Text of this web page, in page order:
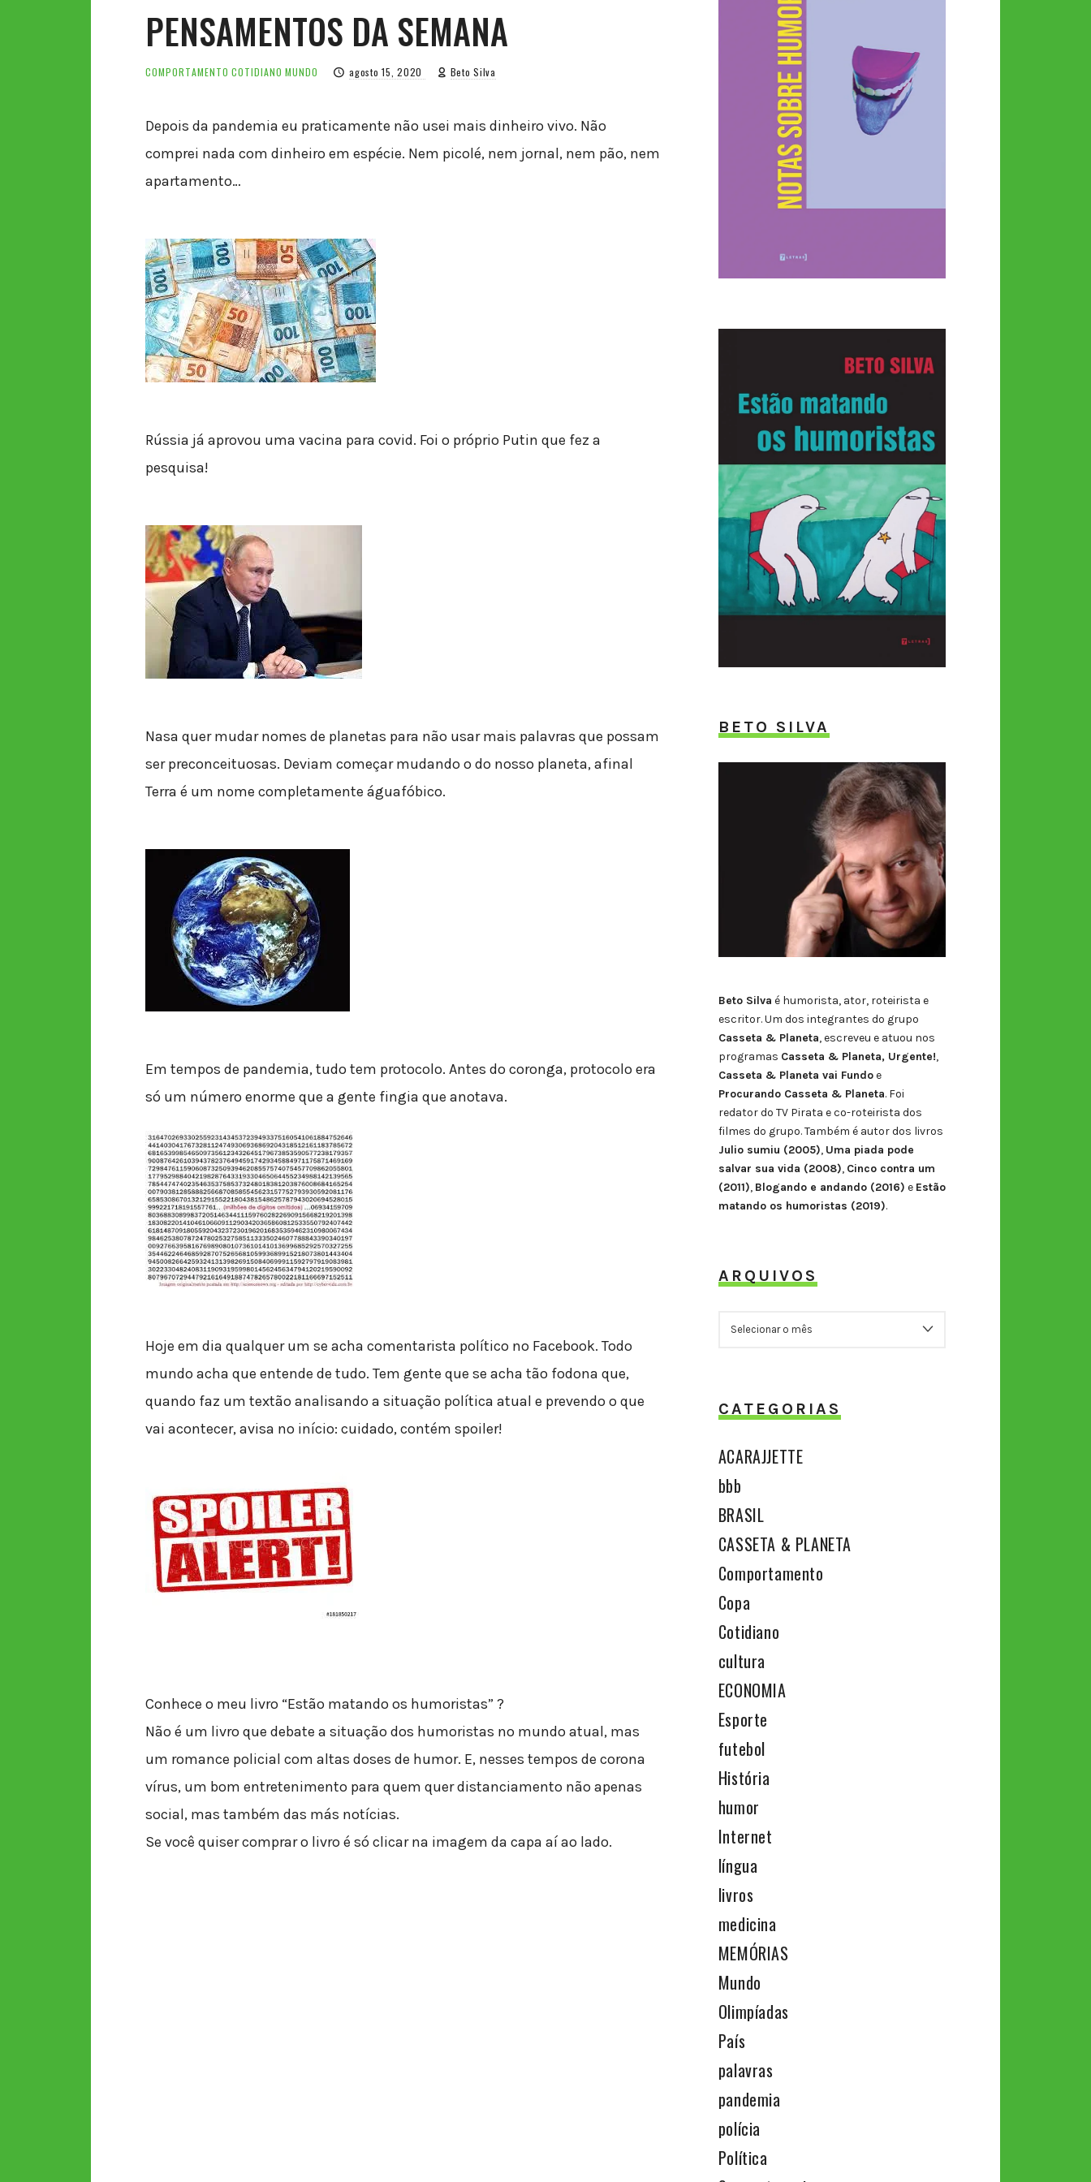
PENSAMENTOS DA SEMANA
COMPORTAMENTO COTIDIANO MUNDO agosto 15, 2020 Beto Silva
Depois da pandemia eu praticamente não usei mais dinheiro vivo. Não
comprei nada com dinheiro em espécie. Nem picolé, nem jornal, nem pão, nem
apartamento…
Rússia já aprovou uma vacina para covid. Foi o próprio Putin que fez a
pesquisa!
Nasa quer mudar nomes de planetas para não usar mais palavras que possam
ser preconceituosas. Deviam começar mudando o do nosso planeta, afinal
Terra é um nome completamente águafóbico.
Em tempos de pandemia, tudo tem protocolo. Antes do coronga, protocolo era
só um número enorme que a gente fingia que anotava.
Hoje em dia qualquer um se acha comentarista político no Facebook. Todo
mundo acha que entende de tudo. Tem gente que se acha tão fodona que,
quando faz um textão analisando a situação política atual e prevendo o que
vai acontecer, avisa no início: cuidado, contém spoiler!
Conhece o meu livro “Estão matando os humoristas” ?
Não é um livro que debate a situação dos humoristas no mundo atual, mas
um romance policial com altas doses de humor. E, nesses tempos de corona
vírus, um bom entretenimento para quem quer distanciamento não apenas
social, mas também das más notícias.
Se você quiser comprar o livro é só clicar na imagem da capa aí ao lado.
BETO SILVA
Beto Silva é humorista, ator, roteirista e
escritor. Um dos integrantes do grupo
Casseta & Planeta, escreveu e atuou nos
programas Casseta & Planeta, Urgente!,
Casseta & Planeta vai Fundoe
Procurando Casseta & Planeta. Foi
redator do TV Pirata e co-roteirista dos
filmes do grupo. Também é autor dos livros
Julio sumiu (2005), Uma piada pode
salvar sua vida (2008), Cinco contra um
(2011), Blogando e andando (2016) e Estão
matando os humoristas (2019).
ARQUIVOS
CATEGORIAS
ACARAJJETTE
bbb
BRASIL
CASSETA & PLANETA
Comportamento
Copa
Cotidiano
cultura
ECONOMIA
Esporte
futebol
História
humor
Internet
língua
livros
medicina
MEMÓRIAS
Mundo
Olimpíadas
País
palavras
pandemia
polícia
Política